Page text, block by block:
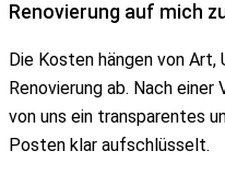
Renovierung auf mich
Die Kosten hängen von
Renovierung ab. Nach
von uns ein transparentes
Posten klar aufschlüsselt.